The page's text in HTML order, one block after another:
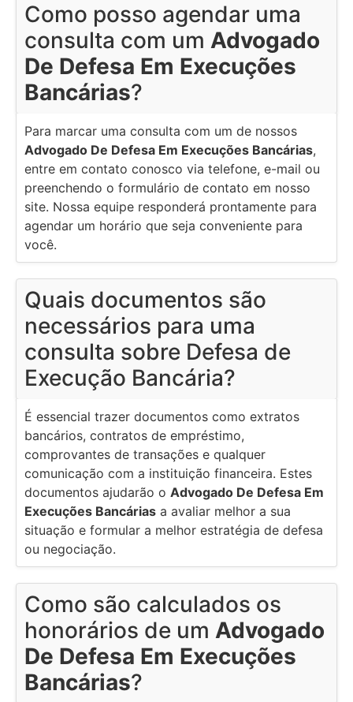
Como posso agendar uma
consulta com um Advogado
De Defesa Em Execuções
Bancárias?
Para marcar uma consulta com um de nossos
Advogado De Defesa Em Execuções Bancárias,
entre em contato conosco via telefone, e-mail ou
preenchendo o formulário de contato em nosso
site. Nossa equipe responderá prontamente para
agendar um horário que seja conveniente para
você.
Quais documentos são
necessários para uma
consulta sobre Defesa de
Execução Bancária?
É essencial trazer documentos como extratos
bancários, contratos de empréstimo,
comprovantes de transações e qualquer
comunicação com a instituição financeira. Estes
documentos ajudarão o Advogado De Defesa Em
Execuções Bancárias a avaliar melhor a sua
situação e formular a melhor estratégia de defesa
ou negociação.
Como são calculados os
honorários de um Advogado
De Defesa Em Execuções
Bancárias?